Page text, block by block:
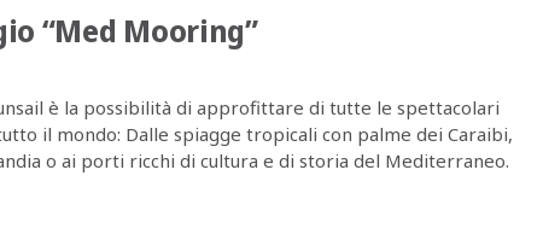
“Med Mooring”
è la possibilità di approfittare di tutte le spettacolari
il mondo: Dalle spiagge tropicali con palme dei Caraibi,
o ai porti ricchi di cultura e di storia del Mediterraneo.